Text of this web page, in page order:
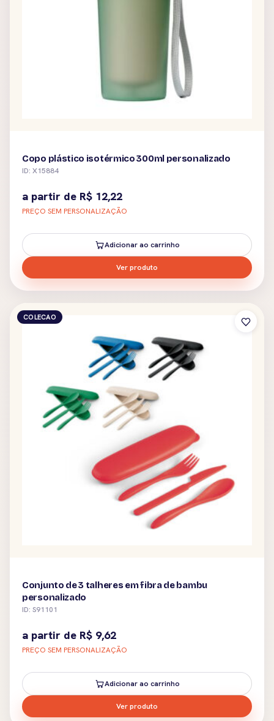
Copo plástico isotérmico 300ml personalizado
ID: X15884
a partir de R$ 12,22
PREÇO SEM PERSONALIZAÇÃO
Adicionar ao carrinho
Ver produto
COLECAO
Conjunto de 3 talheres em fibra de bambu
personalizado
ID: S91101
a partir de R$ 9,62
PREÇO SEM PERSONALIZAÇÃO
Adicionar ao carrinho
Ver produto